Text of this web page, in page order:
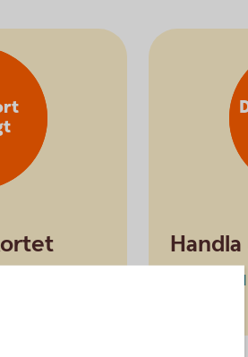
Betala